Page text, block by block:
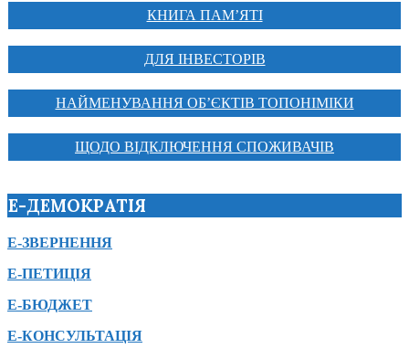
КНИГА ПАМ’ЯТІ
ДЛЯ ІНВЕСТОРІВ
НАЙМЕНУВАННЯ ОБ’ЄКТІВ ТОПОНІМІКИ
ЩОДО ВІДКЛЮЧЕННЯ СПОЖИВАЧІВ
Е-ДЕМОКРАТІЯ
Е-ЗВЕРНЕННЯ
Е-ПЕТИЦІЯ
Е-БЮДЖЕТ
Е-КОНСУЛЬТАЦІЯ